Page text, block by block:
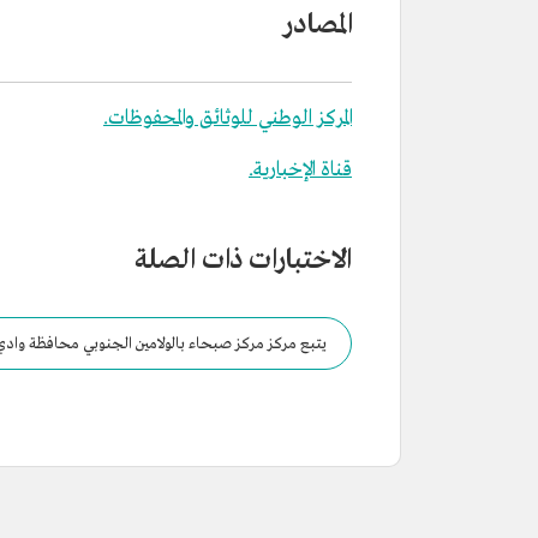
المصادر
المركز الوطني للوثائق والمحفوظات.
قناة الإخبارية.
الاختبارات ذات الصلة
يتبع مركز مركز صبحاء بالولامين الجنوبي محافظة